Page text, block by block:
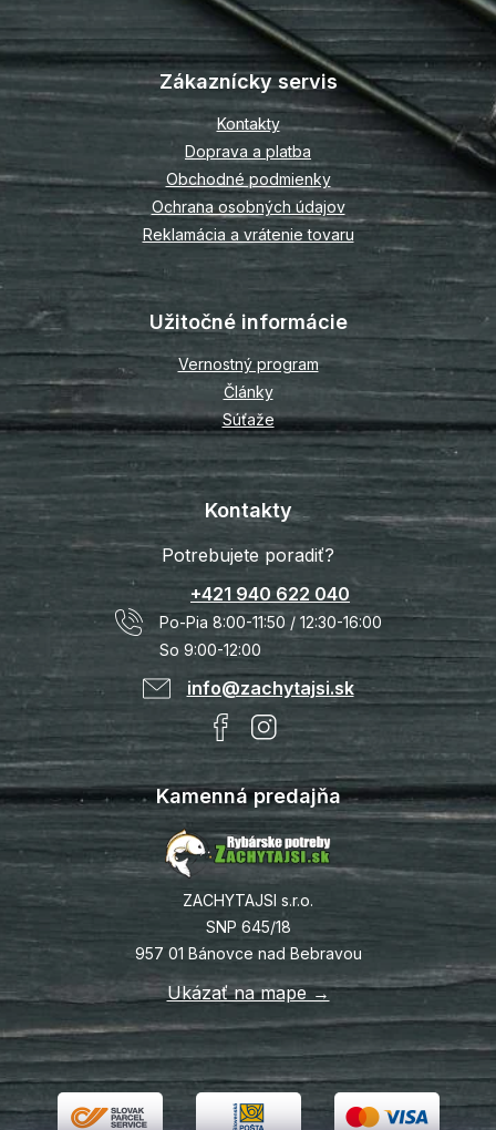
Z
á
p
ä
e
Zákaznícky servis
Kontakty
Doprava a platba
Obchodné podmienky
Ochrana osobných údajov
Reklamácia a vrátenie tovaru
Užitočné informácie
Vernostný program
Články
Súťaže
Kontakty
Potrebujete poradiť?
+421 940 622 040
Po-Pia 8:00-11:50 / 12:30-16:00
So 9:00-12:00
info@zachytajsi.sk
Kamenná predajňa
ZACHYTAJSI s.r.o.
SNP 645/18
957 01 Bánovce nad Bebravou
Ukázať na mape →